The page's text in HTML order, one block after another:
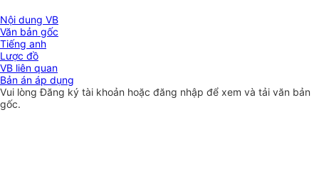
Nội dung VB
Văn bản gốc
Tiếng anh
Lược đồ
VB liên quan
Bản án áp dụng
Vui lòngĐăng ký tài khoản hoặc đăng nhập để xem và tải văn bản
gốc.